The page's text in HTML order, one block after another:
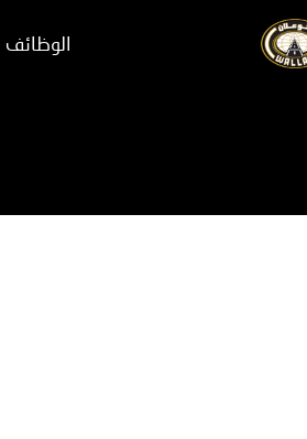
الوظائف